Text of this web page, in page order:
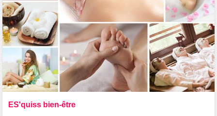
ES'quiss bien-être